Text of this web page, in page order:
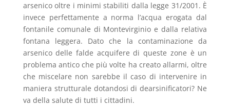
arsenico oltre i minimi stabiliti dalla legge 31/2001. È
invece perfettamente a norma l’acqua erogata dal
fontanile comunale di Montevirginio e dalla relativa
fontana leggera. Dato che la contaminazione da
arsenico delle falde acquifere di queste zone è un
problema antico che più volte ha creato allarmi, oltre
che miscelare non sarebbe il caso di intervenire in
maniera strutturale dotandosi di dearsinificatori? Ne
va della salute di tutti i cittadini.